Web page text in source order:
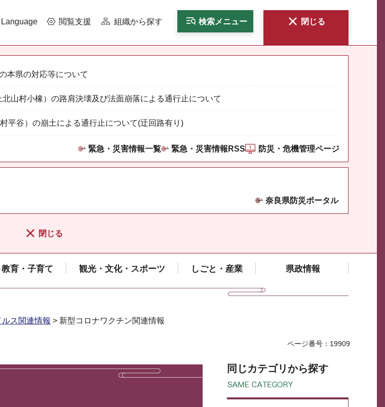
Language 閲覧支援 組織から探す 検索メニュー 閉じる
本県の対応等について
山村小橡）の路肩決壊及び法面崩落による通行止について
平谷）の崩土による通行止について(迂回路有り)
緊急・災害情報一覧 緊急・災害情報RSS 防災・危機管理ページ
奈良県防災ポータル
閉じる
教育・子育て 観光・文化・スポーツ しごと・産業 県政情報
ス関連情報 > 新型コロナワクチン関連情報
ページ番号：19909
同じカテゴリから探す